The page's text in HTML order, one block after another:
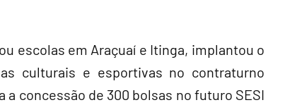
escolas em Araçuaí e Itinga, implantou o
culturais e esportivas no contraturno
concessão de 300 bolsas no futuro SESI